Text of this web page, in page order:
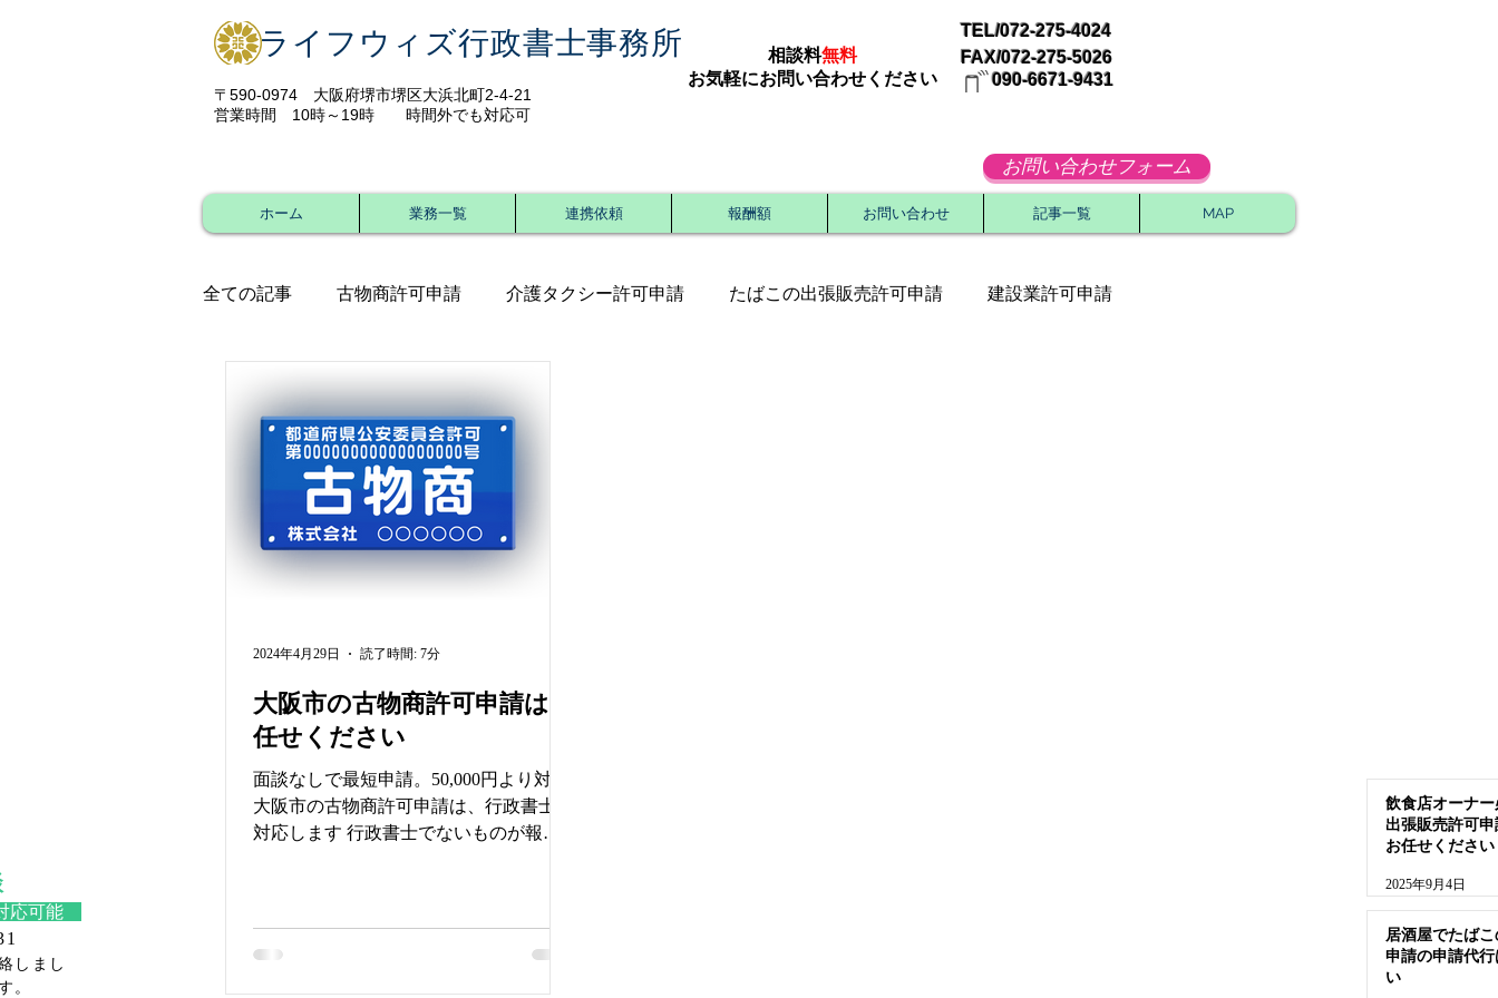
ライフウィズ行政書士事務所
〒590-0974 ​大阪府堺市堺区大浜北町2-4-21
​営業時間 10時～19時 時間外でも対応可
相談料無料
​お気軽にお問い合わせください
TEL/072-275-4024
FAX/072-275-5026
090-6671-9431
お問い合わせフォーム
ホーム 業務一覧 連携依頼 報酬額 お問い合わせ 記事一覧 MAP
全ての記事 古物商許可申請 介護タクシー許可申請 たばこの出張販売許可申請 建設業許可申請
大阪市の古物商許可申請はお
任せください
面談なしで最短申請。50,000円より対応
大阪市の古物商許可申請は、行政書士が
対応します 行政書士でないものが報酬
手伝い...
2024年4月29日 読了時間: 7分
飲食店オーナ
出張販売許可
お任せください
2025年9月4日
居酒屋でたば
申請の申請代
い
応可能
しまし
。